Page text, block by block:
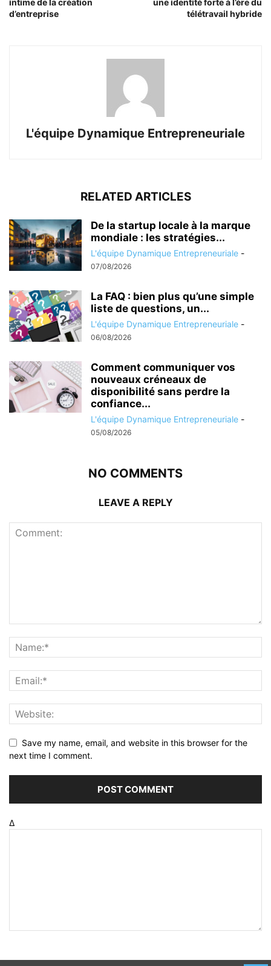
intime de la création
d’entreprise
une identité forte à l’ère du
télétravail hybride
L'équipe Dynamique Entrepreneuriale
RELATED ARTICLES
De la startup locale à la marque
mondiale : les stratégies...
L'équipe Dynamique Entrepreneuriale -
07/08/2026
La FAQ : bien plus qu’une simple
liste de questions, un...
L'équipe Dynamique Entrepreneuriale -
06/08/2026
Comment communiquer vos
nouveaux créneaux de
disponibilité sans perdre la
confiance...
L'équipe Dynamique Entrepreneuriale -
05/08/2026
NO COMMENTS
LEAVE A REPLY
Save my name, email, and website in this browser for the
next time I comment.
Δ